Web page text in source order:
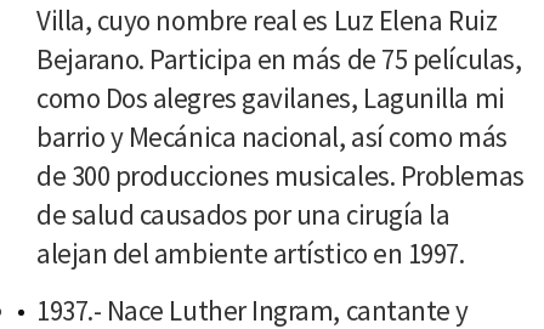
Villa, cuyo nombre real es Luz Elena Ruiz
Bejarano. Participa en más de 75 películas,
como Dos alegres gavilanes, Lagunilla mi
barrio y Mecánica nacional, así como más
de 300 producciones musicales. Problemas
de salud causados por una cirugía la
alejan del ambiente artístico en 1997.
1937.- Nace Luther Ingram, cantante y